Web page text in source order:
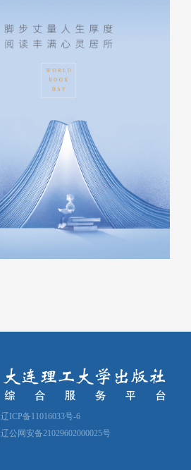
辽ICP备11016033号-6
辽公网安备21029602000025号